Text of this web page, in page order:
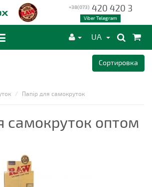
+38(073) 420 420 3
Viber Telegram
UA
Сортировка
Папір для самокруток
самокруток оптом